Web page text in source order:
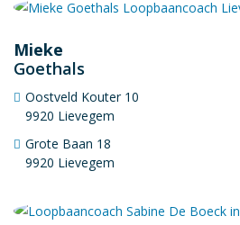
Mieke
Goethals
Oostveld Kouter 10
9920 Lievegem
Grote Baan 18
9920 Lievegem